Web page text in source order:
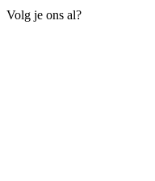
Volg je ons al?